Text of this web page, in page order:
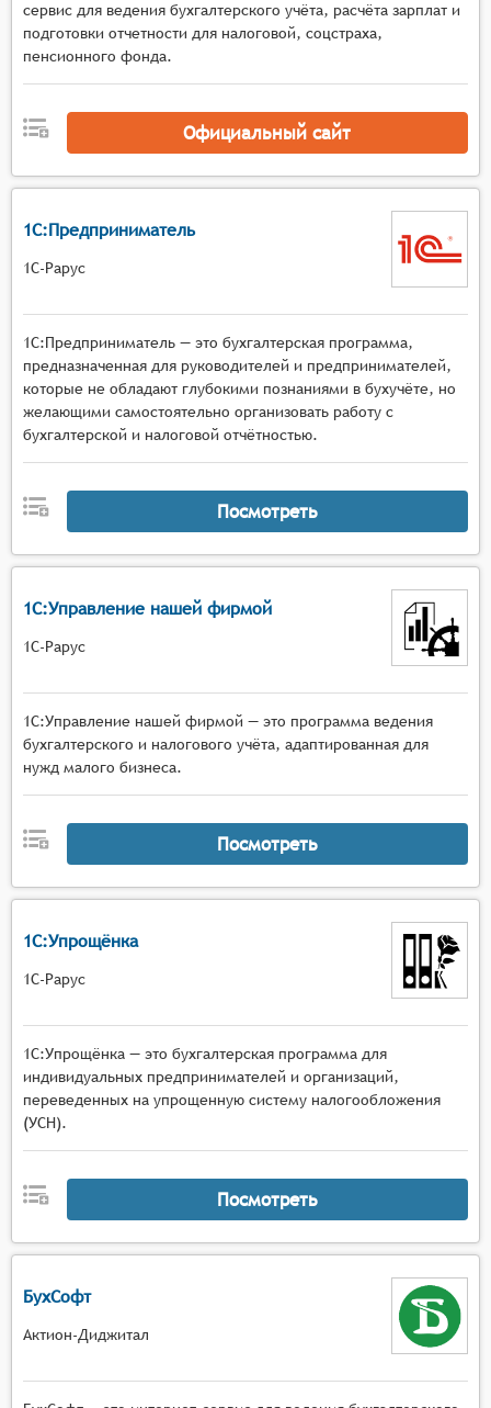
сервис для ведения бухгалтерского учёта, расчёта зарплат и
подготовки отчетности для налоговой, соцстраха,
пенсионного фонда.
Официальный сайт
1С:Предприниматель
1С-Рарус
1С:Предприниматель — это бухгалтерская программа,
предназначенная для руководителей и предпринимателей,
которые не обладают глубокими познаниями в бухучёте, но
желающими самостоятельно организовать работу с
бухгалтерской и налоговой отчётностью.
Посмотреть
1С:Управление нашей фирмой
1С-Рарус
1С:Управление нашей фирмой — это программа ведения
бухгалтерского и налогового учёта, адаптированная для
нужд малого бизнеса.
Посмотреть
1С:Упрощёнка
1С-Рарус
1С:Упрощёнка — это бухгалтерская программа для
индивидуальных предпринимателей и организаций,
переведенных на упрощенную систему налогообложения
(УСН).
Посмотреть
БухСофт
Актион-Диджитал